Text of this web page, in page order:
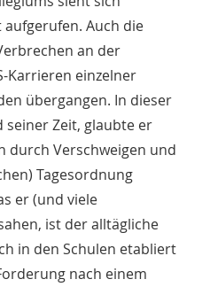
Auch die
an der
Karrieren einzelner
übergangen. In dieser
seiner Zeit, glaubte er
durch Verschweigen und
Tagesordnung
er (und viele
ist der alltägliche
in den Schulen etabliert
nach einem